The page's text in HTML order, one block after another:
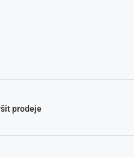
prodeje